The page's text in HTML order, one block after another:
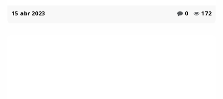
15 abr 2023 0 172